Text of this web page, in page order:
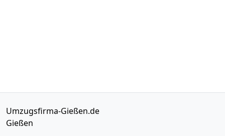
Umzugsfirma-Gießen.de
Gießen